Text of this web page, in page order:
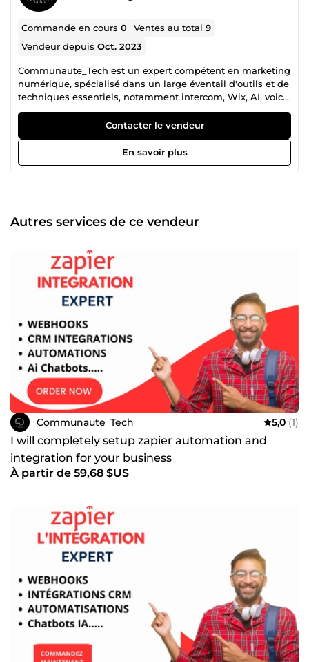
Commande en cours0 Ventes au total9
Vendeur depuisOct. 2023
Communaute_Tech est un expert compétent en marketing
numérique, spécialisé dans un large éventail d'outils et de
techniques essentiels, notamment intercom, Wix, AI, voice
flow, le montage vidéo, Zappier, etc., en mettant l'accent
sur l'amélioration de la présence et de l'engagement en
ligne.
Contacter le vendeur
En savoir plus
Autres services de ce vendeur
Communaute_Tech 5,0 (1)
I will completely setup zapier automation and
integration for your business
À partir de 59,68 $US